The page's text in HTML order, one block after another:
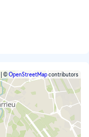
©OpenStreetMapcontributors